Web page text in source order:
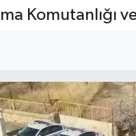
Komutanlığı
Fikstür